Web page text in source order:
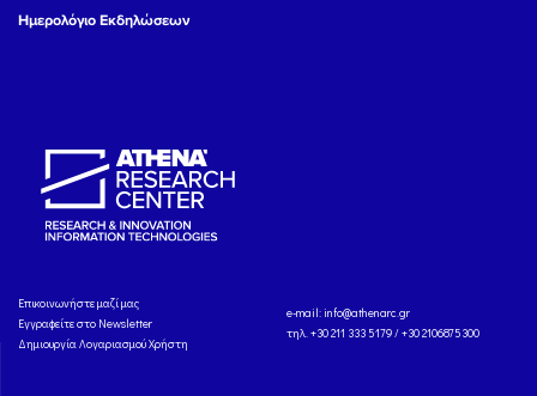
Ημερολόγιο Εκδηλώσεων
Eπικοινωνήστε μαζί μας
Εγγραφείτε στο Newsletter
Δημιουργία Λογαριασμού Χρήστη
e-mail: info@athenarc.gr
τηλ. +30 211 333 5179 / +30 2106875300